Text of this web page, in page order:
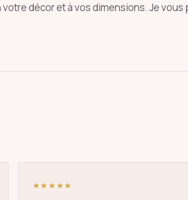
décor et à vos dimensions. Je
★★★★★